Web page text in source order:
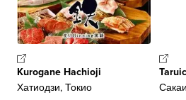
Kurogane Hachioji
Хатиодзи, Токио